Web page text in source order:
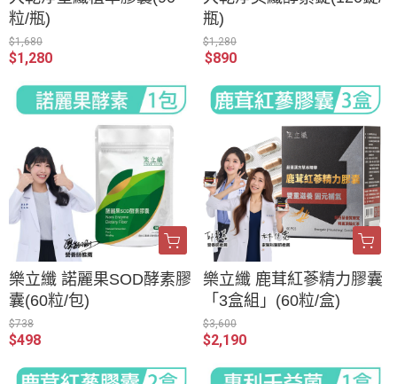
粒/瓶)
$1,680
$1,280
瓶)
$1,280
$890
樂立纖 諾麗果SOD酵素膠
囊(60粒/包)
$738
$498
樂立纖 鹿茸紅蔘精力膠囊
「3盒組」(60粒/盒)
$3,600
$2,190